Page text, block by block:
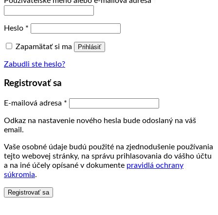
Heslo *
Zapamätať si ma Prihlásiť
Zabudli ste heslo?
Registrovať sa
E-mailová adresa *
Odkaz na nastavenie nového hesla bude odoslaný na váš
email.
Vaše osobné údaje budú použité na zjednodušenie používania
tejto webovej stránky, na správu prihlasovania do vášho účtu
a na iné účely opísané v dokumente pravidlá ochrany
súkromia.
Registrovať sa